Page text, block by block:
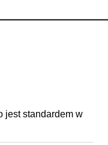
jest standardem w